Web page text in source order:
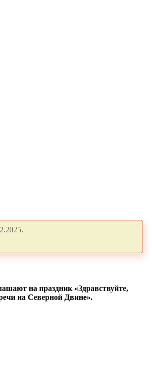
на праздник «Здравствуйте,
на Северной Двине».